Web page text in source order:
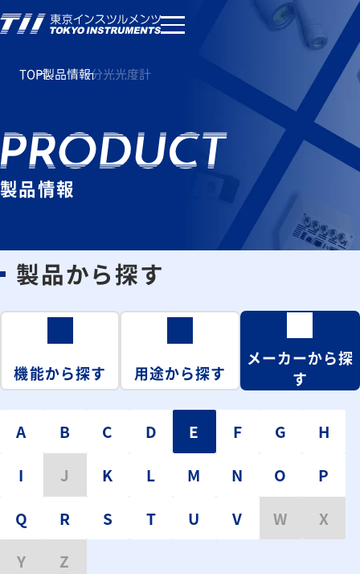
TOP製品情報分光光度計
製品情報
製品から探す
機能から探す 用途から探す
メーカーから探
す
A B C D E F G
H
I
J K L M N O
P
Q
R S T U V W
X
Y
Z